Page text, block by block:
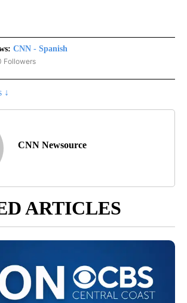
CNN - Spanish
"CNN - SPANISH" TO RECEIVE NOTIFICATIONS ABOUT
Followers
↓
CNN Newsource
ARTICLES